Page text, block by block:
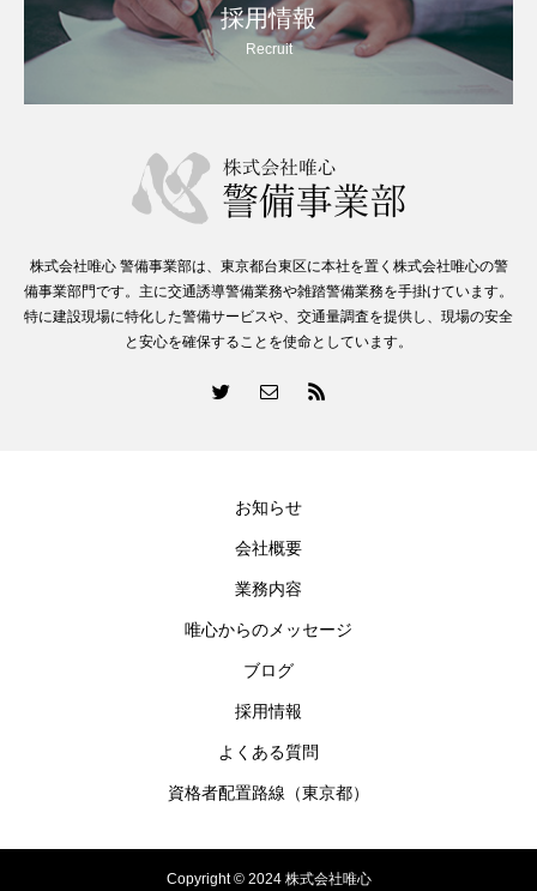
採用情報
Recruit
株式会社唯心 警備事業部は、東京都台東区に本社を置く株式会社唯心の警
備事業部門です。主に交通誘導警備業務や雑踏警備業務を手掛けています。
特に建設現場に特化した警備サービスや、交通量調査を提供し、現場の安全
と安心を確保することを使命としています。
お知らせ
会社概要
業務内容
唯心からのメッセージ
ブログ
採用情報
よくある質問
資格者配置路線（東京都）
Copyright © 2024 株式会社唯心